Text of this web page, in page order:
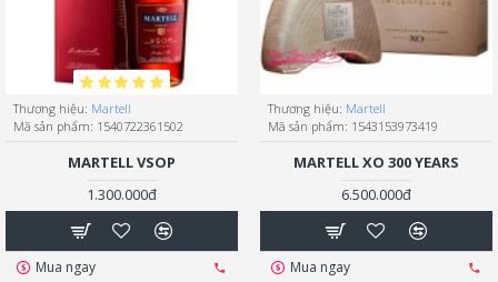
Thương hiệu: Martell
Mã sản phẩm: 1540722361502
MARTELL VSOP
1.300.000đ
Mua ngay
Thương hiệu: Martell
Mã sản phẩm: 1543153973419
MARTELL XO 300 YEARS
6.500.000đ
Mua ngay